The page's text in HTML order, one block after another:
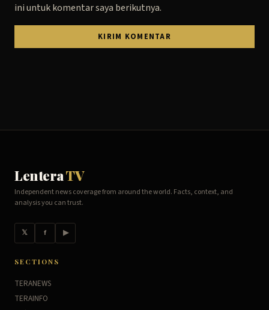
ini untuk komentar saya berikutnya.
LenteraTV
Independent news coverage from around the world. Facts, context, and
analysis you can trust.
𝕏 f ▶
SECTIONS
TERANEWS
TERAINFO